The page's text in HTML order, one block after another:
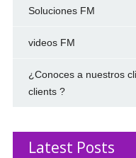
Soluciones FM
videos FM
¿Conoces a nuestros
clients ?
Latest Posts